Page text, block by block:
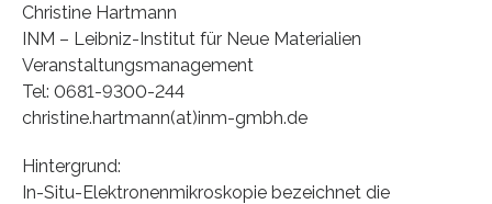
Christine Hartmann
INM – Leibniz-Institut für Neue Materialien
Veranstaltungsmanagement
Tel: 0681-9300-244
christine.hartmann(at)inm-gmbh.de
Hintergrund:
In-Situ-Elektronenmikroskopie bezeichnet die